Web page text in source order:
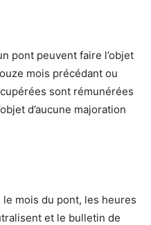
pont peuvent faire l’objet
mois précédant ou
sont rémunérées
d’aucune majoration
mois du pont, les heures
et le bulletin de